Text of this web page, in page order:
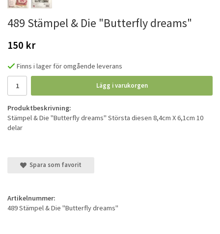
489 Stämpel & Die "Butterfly dreams"
150 kr
Finns i lager för omgående leverans
Lägg i varukorgen
Produktbeskrivning:
Stämpel & Die "Butterfly dreams" Största diesen 8,4cm X 6,1cm 10
delar
Spara som favorit
Artikelnummer:
489 Stämpel & Die "Butterfly dreams"